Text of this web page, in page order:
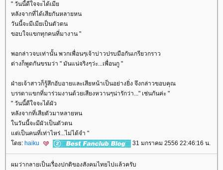
" วันนี้ดีใจจะได้เมี
หลังจากที่ได้เสียกันหลายหน
วันนี้จะมีเมียเป็นตัวตน
ขอบใจแขกทุกคนที่มางาน "
พอกล่าวจบเท่านั้น พวกเพื่อนๆเจ้าบ่าวปรบมือกันเกรียวกราว
ต่างก็พูดกันขรมว่า " มันแน่จริงๆว่ะ...เพื่อนกู "
ฝ่ายเจ้าสาวก็รู้สึกอับอายและเสียหน้าเป็นอย่างยิ่ง จึงกล่าวขอบคุณ
บรรดาแขกที่มาร่วมงานด้วยเสียงหวานๆน่ารักว่า..." เช่นกันค่ะ "
" วันนี้ดีใจจะได้ผัว
หลังจากที่เสียตัวมาหลายหน
นวันนี้จะมีผัวเป็นตัวตน
ต่เป็นคนที่เท่าไหร่...ไม่ได้จำ "
ดย: haiku 31 มกราคม 2556 22:46:16 น.
ผมว่ากลายเป็นเรื่องปกติของสังคมไทยไปแล้วครับ